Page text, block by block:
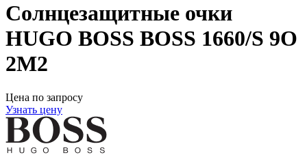
Солнцезащитные очки
HUGO BOSS BOSS 1660/S 9O
2M2
Цена по запросу
Узнать цену